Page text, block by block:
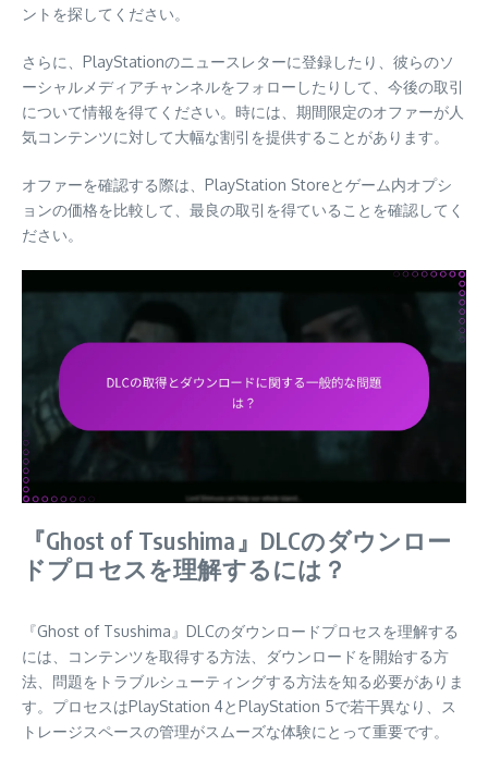
ントを探してください。
さらに、PlayStationのニュースレターに登録したり、彼らのソ
ーシャルメディアチャンネルをフォローしたりして、今後の取引
について情報を得てください。時には、期間限定のオファーが人
気コンテンツに対して大幅な割引を提供することがあります。
オファーを確認する際は、PlayStation Storeとゲーム内オプシ
ョンの価格を比較して、最良の取引を得ていることを確認してく
ださい。
『Ghost of Tsushima』DLCのダウンロー
ドプロセスを理解するには？
『Ghost of Tsushima』DLCのダウンロードプロセスを理解する
には、コンテンツを取得する方法、ダウンロードを開始する方
法、問題をトラブルシューティングする方法を知る必要がありま
す。プロセスはPlayStation 4とPlayStation 5で若干異なり、ス
トレージスペースの管理がスムーズな体験にとって重要です。